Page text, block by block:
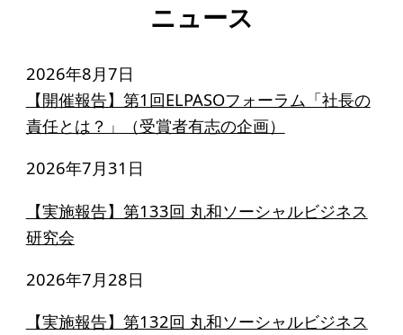
ニュース
2026年8月7日
【開催報告】第1回ELPASOフォーラム「社長の
責任とは？」（受賞者有志の企画）
2026年7月31日
【実施報告】第133回 丸和ソーシャルビジネス
研究会
2026年7月28日
【実施報告】第132回 丸和ソーシャルビジネス